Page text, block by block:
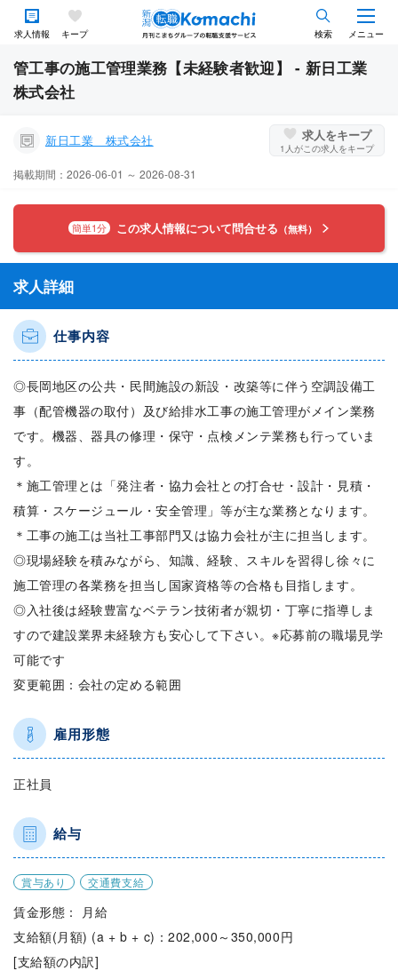
求人情報 キープ 検索 メニュー
管工事の施工管理業務【未経験者歓迎】 - 新日工業
株式会社
新日工業 株式会社 求人をキープ
1 人がこの求人をキープ
掲載期間：2026-06-01 ～ 2026-08-31
簡単1分 この求人情報について問合せる （無料）
求人詳細
仕事内容
◎長岡地区の公共・民間施設の新設・改築等に伴う空調設備工
事（配管機器の取付）及び給排水工事の施工管理がメイン業務
です。機器、器具の修理・保守・点検メンテ業務も行っていま
す。
＊施工管理とは「発注者・協力会社との打合せ・設計・見積・
積算・スケージュール・安全管理」等が主な業務となります。
＊工事の施工は当社工事部門又は協力会社が主に担当します。
◎現場経験を積みながら、知識、経験、スキルを習得し徐々に
施工管理の各業務を担当し国家資格等の合格も目指します。
◎入社後は経験豊富なベテラン技術者が親切・丁寧に指導しま
すので建設業界未経験方も安心して下さい。※応募前の職場見学
可能です
変更範囲：会社の定める範囲
雇用形態
正社員
給与
賞与あり 交通費支給
賃金形態： 月給
支給額(月額) (a + b + c)：202,000～350,000円
[支給額の内訳]